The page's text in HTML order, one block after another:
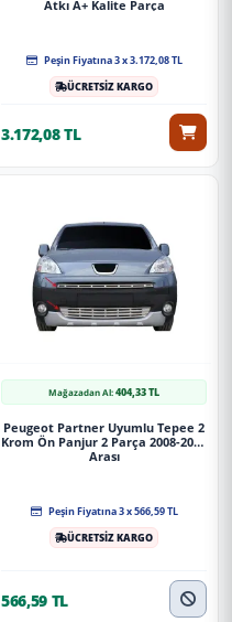
Atkı A+ Kalite Parça
Peşin Fiyatına 3 x 3.172,08 TL
ÜCRETSİZ KARGO
3.172,08 TL
Mağazadan Al:404,33 TL
Peugeot Partner Uyumlu Tepee 2
Krom Ön Panjur 2 Parça 2008-2015
Arası
Peşin Fiyatına 3 x 566,59 TL
ÜCRETSİZ KARGO
566,59 TL